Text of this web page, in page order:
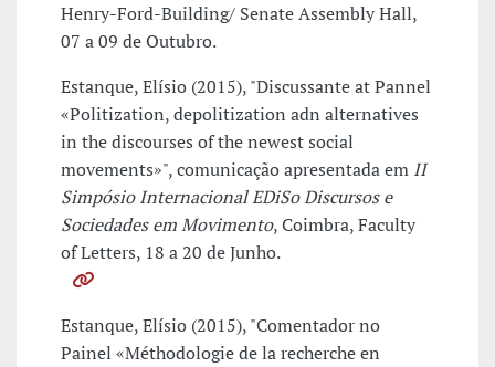
Henry-Ford-Building/ Senate Assembly Hall,
07 a 09 de Outubro.
Estanque, Elísio (2015), "Discussante at Pannel
«Politization, depolitization adn alternatives
in the discourses of the newest social
movements»", comunicação apresentada em II
Simpósio Internacional EDiSo Discursos e
Sociedades em Movimento, Coimbra, Faculty
of Letters, 18 a 20 de Junho.
Estanque, Elísio (2015), "Comentador no
Painel «Méthodologie de la recherche en